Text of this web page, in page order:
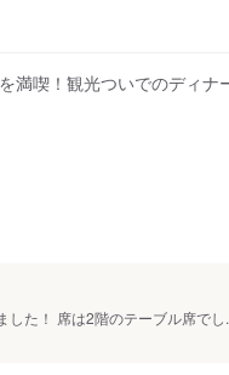
満喫！観光ついでのディ
た！ 席は2階のテーブル席でし